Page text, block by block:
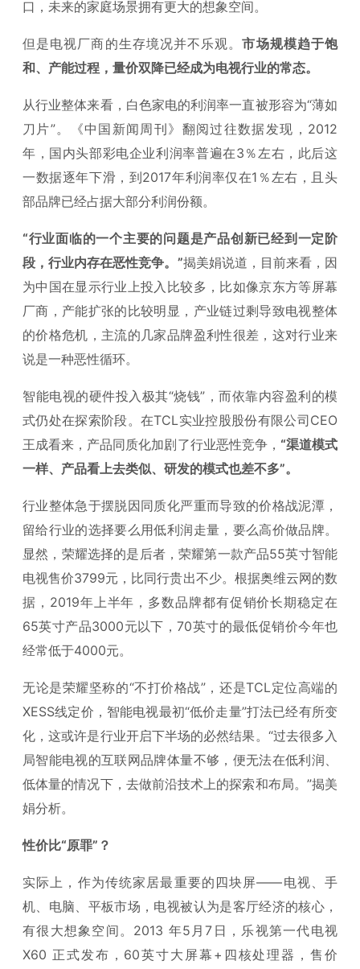
口，未来的家庭场景拥有更大的想象空间。
但是电视厂商的生存境况并不乐观。市场规模趋于饱
和、产能过程，量价双降已经成为电视行业的常态。
从行业整体来看，白色家电的利润率一直被形容为“薄如
刀片”。《中国新闻周刊》翻阅过往数据发现，2012
年，国内头部彩电企业利润率普遍在3％左右，此后这
一数据逐年下滑，到2017年利润率仅在1％左右，且头
部品牌已经占据大部分利润份额。
“行业面临的一个主要的问题是产品创新已经到一定阶
段，行业内存在恶性竞争。”揭美娟说道，目前来看，因
为中国在显示行业上投入比较多，比如像京东方等屏幕
厂商，产能扩张的比较明显，产业链过剩导致电视整体
的价格危机，主流的几家品牌盈利性很差，这对行业来
说是一种恶性循环。
智能电视的硬件投入极其“烧钱”，而依靠内容盈利的模
式仍处在探索阶段。在TCL实业控股股份有限公司CEO
王成看来，产品同质化加剧了行业恶性竞争， “渠道模式
一样、产品看上去类似、研发的模式也差不多”。
行业整体急于摆脱因同质化严重而导致的价格战泥潭，
留给行业的选择要么用低利润走量，要么高价做品牌。
显然，荣耀选择的是后者，荣耀第一款产品55英寸智能
电视售价3799元，比同行贵出不少。根据奥维云网的数
据，2019年上半年，多数品牌都有促销价长期稳定在
65英寸产品3000元以下，70英寸的最低促销价今年也
经常低于4000元。
无论是荣耀坚称的“不打价格战”，还是TCL定位高端的
XESS线定价，智能电视最初“低价走量”打法已经有所变
化，这或许是行业开启下半场的必然结果。“过去很多入
局智能电视的互联网品牌体量不够，便无法在低利润、
低体量的情况下，去做前沿技术上的探索和布局。”揭美
娟分析。
性价比“原罪”？
实际上，作为传统家居最重要的四块屏——电视、手
机、电脑、平板市场，电视被认为是客厅经济的核心，
有很大想象空间。2013 年5月7日，乐视第一代电视
X60 正式发布，60英寸大屏幕+四核处理器，售价